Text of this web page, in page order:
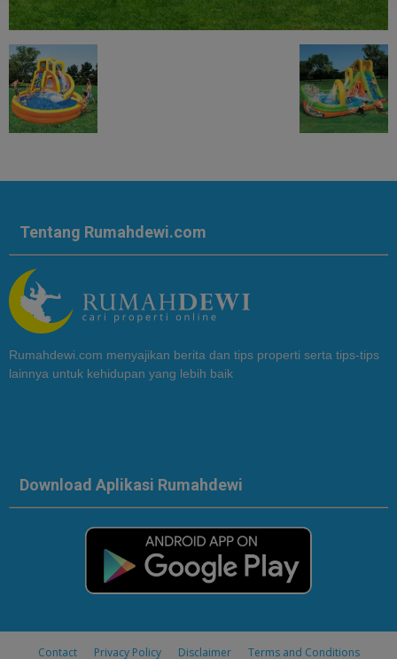
Tentang Rumahdewi.com
Rumahdewi.com menyajikan berita dan tips properti serta tips-tips
lainnya untuk kehidupan yang lebih baik
Download Aplikasi Rumahdewi
Contact Privacy Policy Disclaimer Terms and Conditions